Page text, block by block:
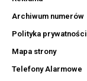
Archiwum numerów
Polityka prywatności
Mapa strony
Telefony Alarmowe